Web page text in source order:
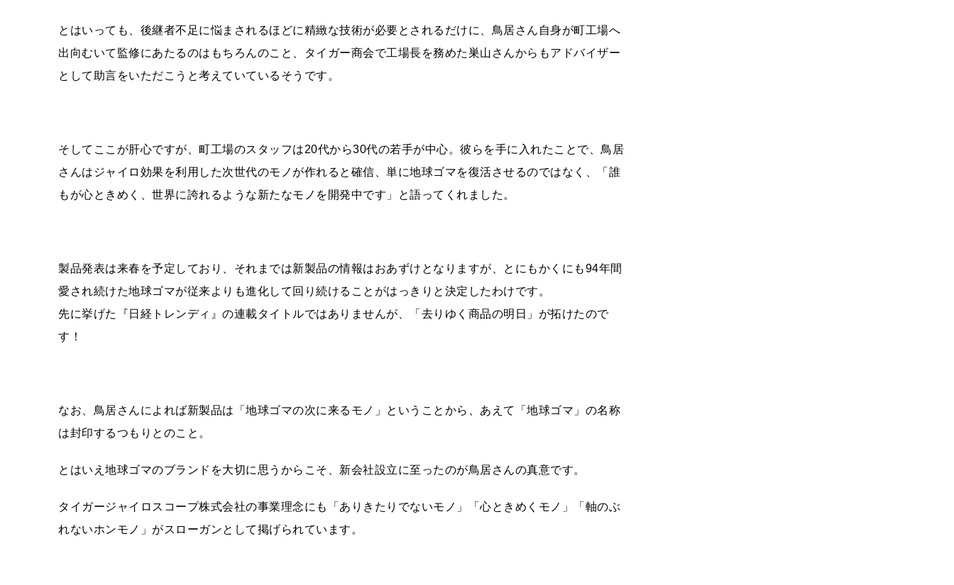
とはいっても、後継者不足に悩まされるほどに精緻な技術が必要とされるだけに、鳥居さん自身が町工場へ
出向むいて監修にあたるのはもちろんのこと、タイガー商会で工場長を務めた巣山さんからもアドバイザー
として助言をいただこうと考えていているそうです。
そしてここが肝心ですが、町工場のスタッフは20代から30代の若手が中心。彼らを手に入れたことで、鳥居
さんはジャイロ効果を利用した次世代のモノが作れると確信、単に地球ゴマを復活させるのではなく、「誰
もが心ときめく、世界に誇れるような新たなモノを開発中です」と語ってくれました。
製品発表は来春を予定しており、それまでは新製品の情報はおあずけとなりますが、とにもかくにも94年間
愛され続けた地球ゴマが従来よりも進化して回り続けることがはっきりと決定したわけです。
先に挙げた『日経トレンディ』の連載タイトルではありませんが、「去りゆく商品の明日」が拓けたので
す！
なお、鳥居さんによれば新製品は「地球ゴマの次に来るモノ」ということから、あえて「地球ゴマ」の名称
は封印するつもりとのこと。
とはいえ地球ゴマのブランドを大切に思うからこそ、新会社設立に至ったのが鳥居さんの真意です。
タイガージャイロスコープ株式会社の事業理念にも「ありきたりでないモノ」「心ときめくモノ」「軸のぶ
れないホンモノ」がスローガンとして掲げられています。